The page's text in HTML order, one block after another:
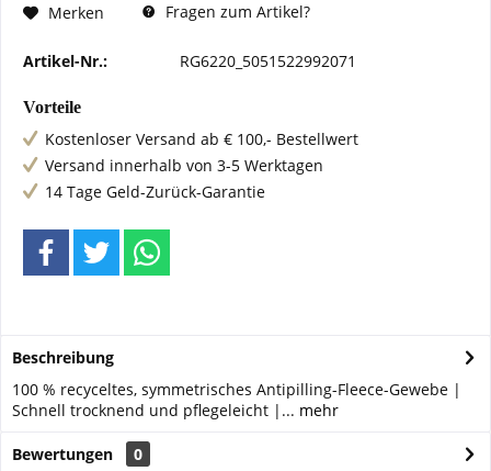
Merken Fragen zum Artikel?
Artikel-Nr.: RG6220_5051522992071
Vorteile
Kostenloser Versand ab € 100,- Bestellwert
Versand innerhalb von 3-5 Werktagen
14 Tage Geld-Zurück-Garantie
Beschreibung
100 % recyceltes, symmetrisches Antipilling-Fleece-Gewebe |
Schnell trocknend und pflegeleicht |... mehr
Bewertungen
0